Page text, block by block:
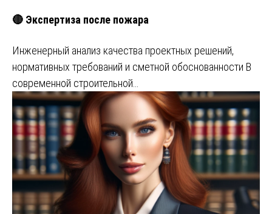
🔴 Экспертиза после пожара
Инженерный анализ качества проектных решений,
нормативных требований и сметной обоснованности В
современной строительной…